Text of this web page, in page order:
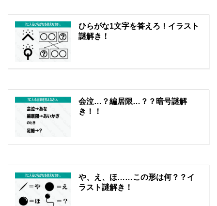
ひらがな1文字を答えろ！イラスト
謎解き！
会泣…？編居限…？？暗号謎解
き！！
や、え、ほ……この形は何？？イ
ラスト謎解き！